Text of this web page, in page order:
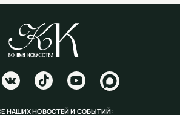
НАШИХ НОВОСТЕЙ И СОБЫТИЙ: